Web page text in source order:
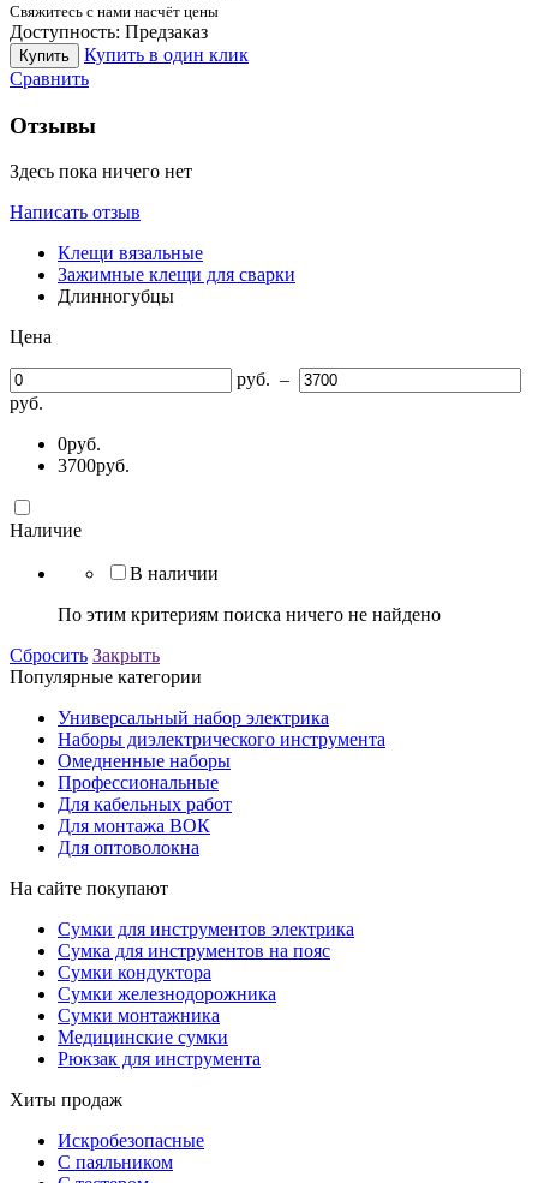
Свяжитесь с нами насчёт цены
Доступность: Предзаказ
Купить
Купить в один клик
Сравнить
Отзывы
Здесь пока ничего нет
Написать отзыв
Клещи вязальные
Зажимные клещи для сварки
Длинногубцы
Цена
руб. –
руб.
0руб.
3700руб.
Наличие
В наличии
По этим критериям поиска ничего не найдено
Сбросить Закрыть
Популярные категории
Универсальный набор электрика
Наборы диэлектрического инструмента
Омедненные наборы
Профессиональные
Для кабельных работ
Для монтажа ВОК
Для оптоволокна
На сайте покупают
Сумки для инструментов электрика
Сумка для инструментов на пояс
Сумки кондуктора
Сумки железнодорожника
Сумки монтажника
Медицинские сумки
Рюкзак для инструмента
Хиты продаж
Искробезопасные
С паяльником